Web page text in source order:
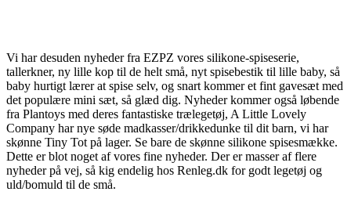
Vi har desuden nyheder fra EZPZ vores silikone-spiseserie,
tallerkner, ny lille kop til de helt små, nyt spisebestik til lille baby, så
baby hurtigt lærer at spise selv, og snart kommer et fint gavesæt med
det populære mini sæt, så glæd dig. Nyheder kommer også løbende
fra Plantoys med deres fantastiske trælegetøj, A Little Lovely
Company har nye søde madkasser/drikkedunke til dit barn, vi har
skønne Tiny Tot på lager. Se bare de skønne silikone spisesmække.
Dette er blot noget af vores fine nyheder. Der er masser af flere
nyheder på vej, så kig endelig hos Renleg.dk for godt legetøj og
uld/bomuld til de små.